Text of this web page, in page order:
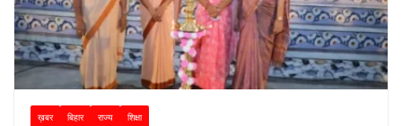
ख़बर बिहार राज्य शिक्षा